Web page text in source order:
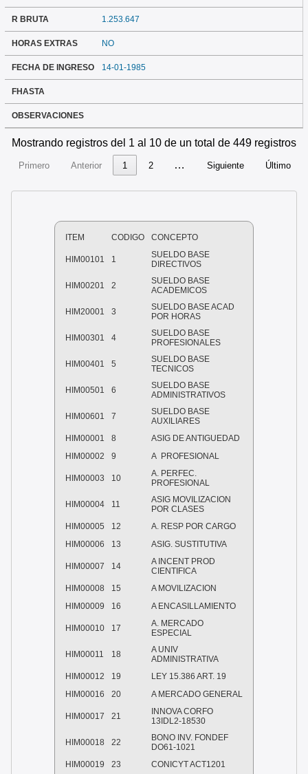
R BRUTA 1.253.647
HORAS EXTRAS NO
FECHA DE INGRESO 14-01-1985
FHASTA
OBSERVACIONES
Mostrando registros del 1 al 10 de un total de 449 registros
Primero Anterior 1 2 … Siguiente Último
ITEM CODIGO CONCEPTO
HIM00101 1
SUELDO BASE
DIRECTIVOS
HIM00201 2
SUELDO BASE
ACADEMICOS
HIM20001 3
SUELDO BASE ACAD
POR HORAS
HIM00301 4
SUELDO BASE
PROFESIONALES
HIM00401 5
SUELDO BASE
TECNICOS
HIM00501 6
SUELDO BASE
ADMINISTRATIVOS
HIM00601 7
SUELDO BASE
AUXILIARES
HIM00001
8
ASIG DE ANTIGUEDAD
HIM00002
9 A PROFESIONAL
HIM00003 10
A. PERFEC.
PROFESIONAL
HIM00004 11
ASIG MOVILIZACION
POR CLASES
HIM00005
12
A. RESP POR CARGO
HIM00006
13 ASIG. SUSTITUTIVA
HIM00007 14
A INCENT PROD
CIENTIFICA
HIM00008
15
A MOVILIZACION
HIM00009
16 A ENCASILLAMIENTO
HIM00010 17
A. MERCADO
ESPECIAL
HIM00011 18
A UNIV
ADMINISTRATIVA
HIM00012
19
LEY 15.386 ART. 19
HIM00016
20 A MERCADO GENERAL
HIM00017 21
INNOVA CORFO
13IDL2-18530
HIM00018 22
BONO INV. FONDEF
DO61-1021
HIM00019
23 CONICYT ACT1201